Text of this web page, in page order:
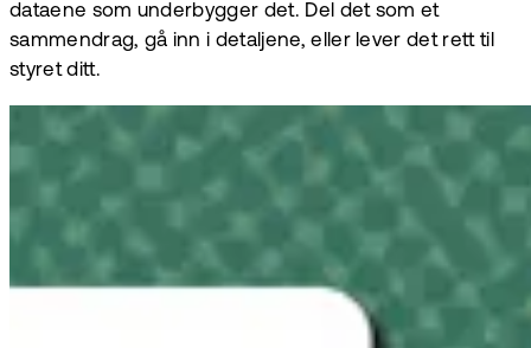
dataene som underbygger det. Del det som et
sammendrag, gå inn i detaljene, eller lever det rett til
styret ditt.